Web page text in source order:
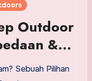
Outdoor
&